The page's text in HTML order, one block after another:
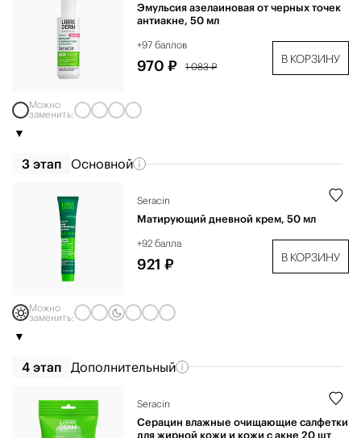
Эмульсия азелаиновая от черных точек
антиакне, 50 мл
+97 баллов
970 ₽ 1 083 ₽
В КОРЗИНУ
Можно
заменить:
3 этап Основной
Seracin
Матирующий дневной крем, 50 мл
+92 балла
921 ₽ В КОРЗИНУ
Можно
заменить:
4 этап Дополнительный
Seracin
Серацин влажные очищающие салфетки
для жирной кожи и кожи с акне 20 шт